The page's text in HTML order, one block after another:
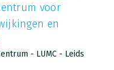
voor
en
- LUMC - Leids